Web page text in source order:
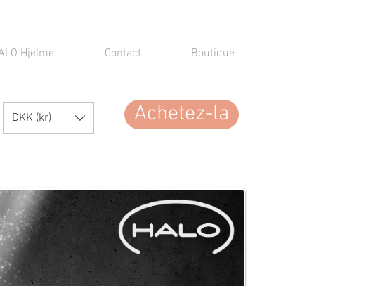
Hjelme Contact Boutique
Achetez-la
DKK (kr)